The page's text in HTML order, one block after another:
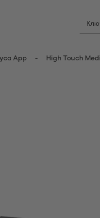
App High Touch